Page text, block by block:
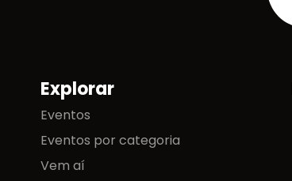
Mapa do site
Explorar
Eventos
Eventos por categoria
Vem aí